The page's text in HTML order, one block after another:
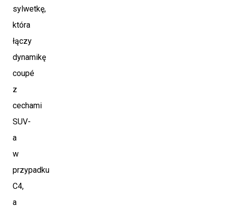
sylwetkę,
która
łączy
dynamikę
coupé
z
cechami
SUV-
a
w
przypadku
C4,
a